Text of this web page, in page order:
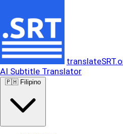
AI Subtitle Translator
🇵🇭 Filipino